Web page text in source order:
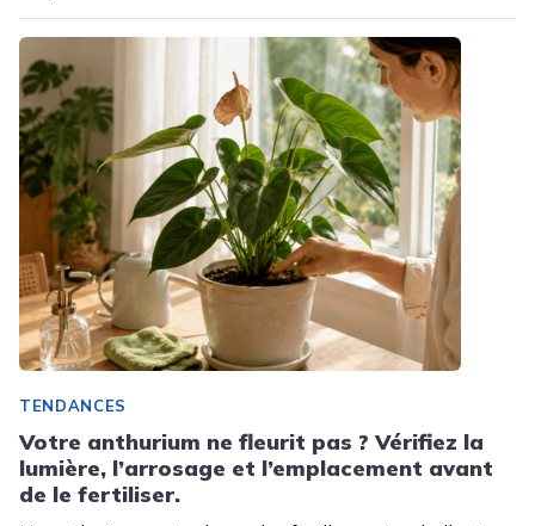
TENDANCES
Votre anthurium ne fleurit pas ? Vérifiez la
lumière, l’arrosage et l’emplacement avant
de le fertiliser.